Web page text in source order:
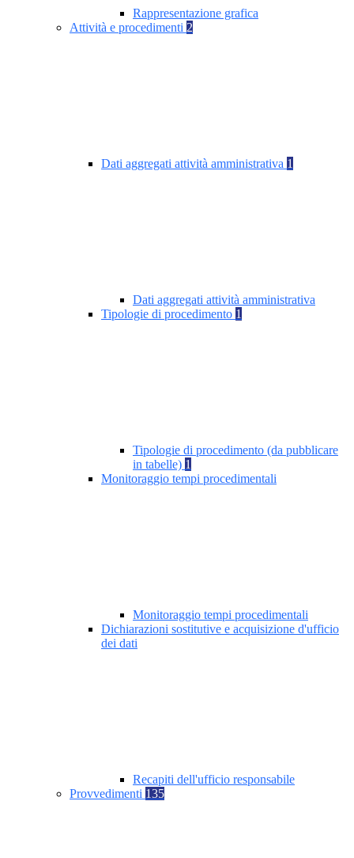
Rappresentazione grafica
Attività e procedimenti 2
Dati aggregati attività amministrativa 1
Dati aggregati attività amministrativa
Tipologie di procedimento 1
Tipologie di procedimento (da pubblicare
in tabelle) 1
Monitoraggio tempi procedimentali
Monitoraggio tempi procedimentali
Dichiarazioni sostitutive e acquisizione d'ufficio
dei dati
Recapiti dell'ufficio responsabile
Provvedimenti 135